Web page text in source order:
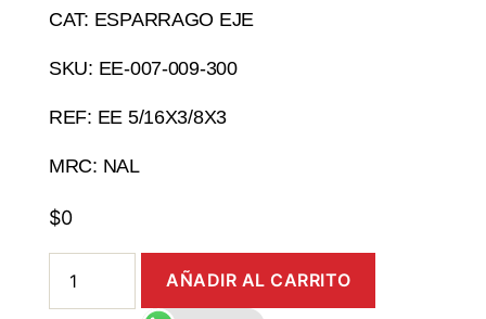
CAT: ESPARRAGO EJE
SKU: EE-007-009-300
REF: EE 5/16X3/8X3
MRC: NAL
$0
AÑADIR AL CARRITO